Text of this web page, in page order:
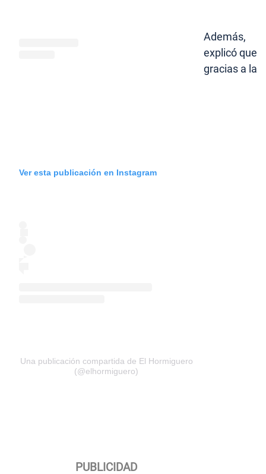
Ver esta publicación en Instagram
Una publicación compartida de El Hormiguero
(@elhormiguero)
Además,
explicó que
gracias a la